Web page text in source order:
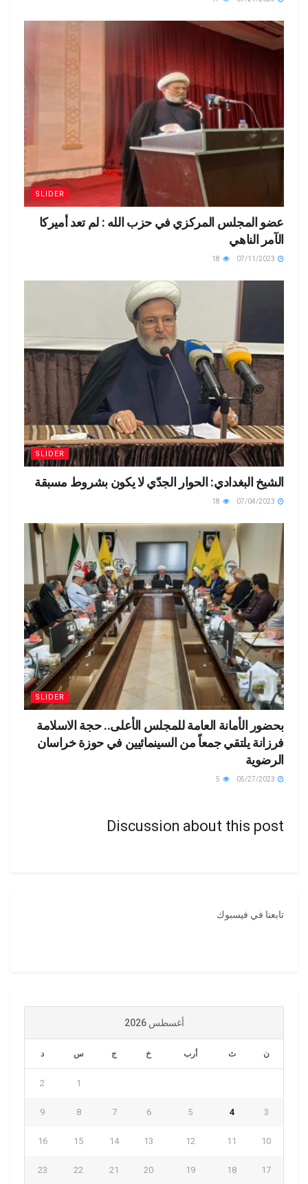
SLIDER
عضو المجلس المركزي في حزب الله : لم تعد أميركا
الآمر الناهي
SLIDER
الشيخ البغدادي: الحوار الجدّي لا يكون بشروط مسبقة
SLIDER
بحضور الأمانة العامة للمجلس الأعلى.. حجة الاسلامة
فرزانة يلتقي جمعاً من السينمائيين في حوزة خراسان
الرضوية
Discussion about this post
تابعنا في فيسبوك
أغسطس 2026
ن ث أرب خ ج س د
1
2
3
4
5
6
7
8
9
10
11
12
13
14
15
16
17
18
19
20
21
22
23